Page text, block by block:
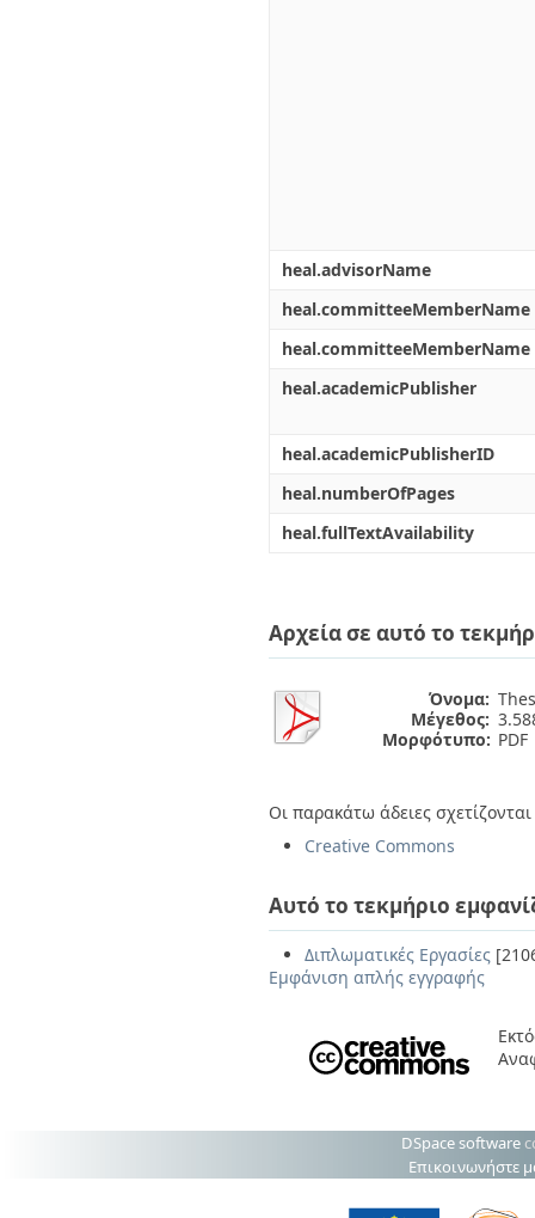
heal.advisorName
heal.committeeMemberName
heal.committeeMemberName
heal.academicPublisher
heal.academicPublisherID
heal.numberOfPages
heal.fullTextAvailability
Αρχεία σε αυτό το
Όνομα:
Μέγεθος:
Μορφότυπο: PDF
Οι παρακάτω άδειες
Creative Commons
Αυτό το τεκμήριο
Διπλωματικές Εργασίες
Εμφάνιση απλής εγγραφής
DSpace software
Επικοινωνήστε